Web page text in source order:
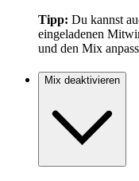
Tipp: Du kannst
eingeladenen
und den Mix
Mix deaktivieren